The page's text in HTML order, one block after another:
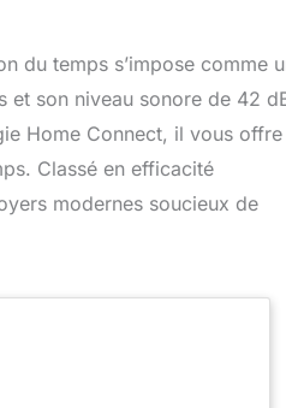
du temps s’impose comme
et son niveau sonore de 42
Home Connect, il vous offre
Classé en efficacité
modernes soucieux de